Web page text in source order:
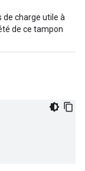
charge utile à
de ce tampon